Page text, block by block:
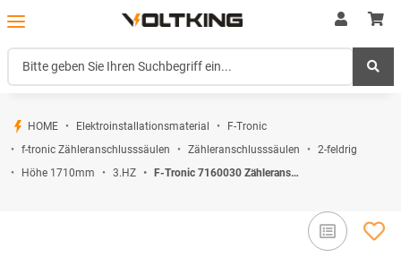
HOME Elektroinstallationsmaterial
F-Tronic
f-tronic Zähleranschlusssäulen
Zähleranschlusssäulen
2-feldrig
Höhe 1710mm
3.HZ F-Tronic 7160030 Zähleranschlusssäule 2-feldrig H=1710mm 3.HZ Haube mit Tür ZSA172-2-ZK-TSG-HAK-HT